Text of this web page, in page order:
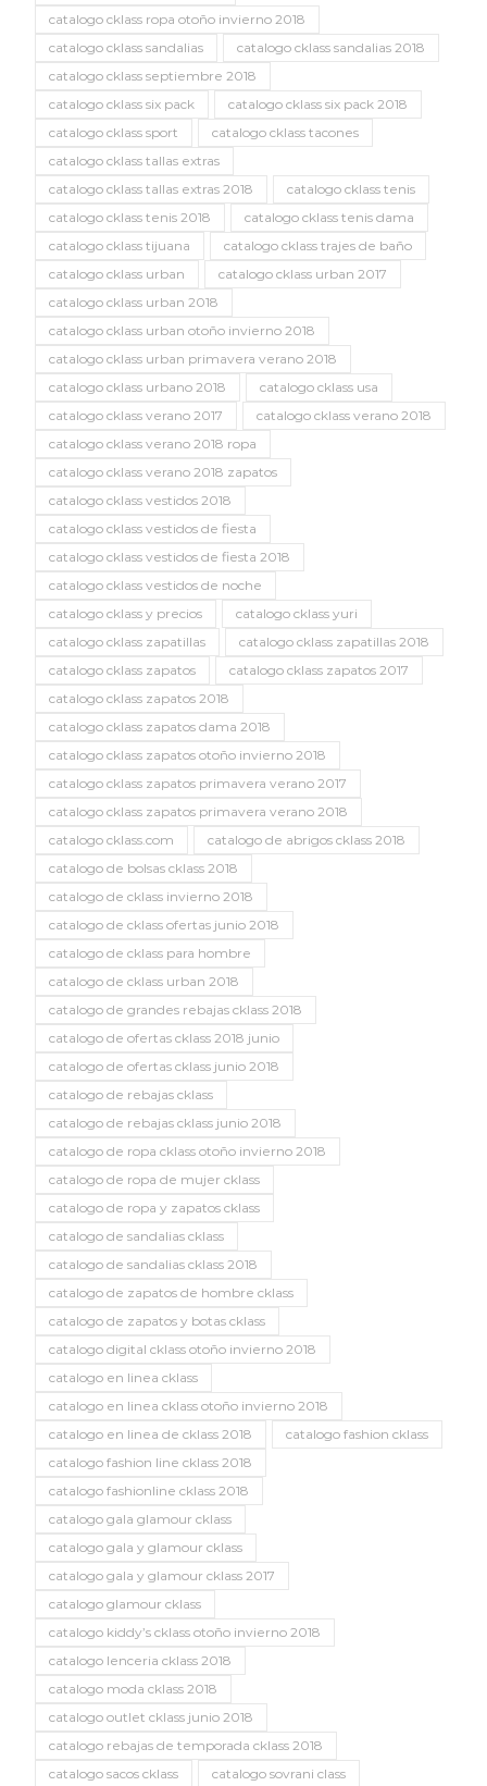
catalogo cklass ropa otoño invierno 2018
catalogo cklass sandalias
catalogo cklass sandalias 2018
catalogo cklass septiembre 2018
catalogo cklass six pack
catalogo cklass six pack 2018
catalogo cklass sport
catalogo cklass tacones
catalogo cklass tallas extras
catalogo cklass tallas extras 2018
catalogo cklass tenis
catalogo cklass tenis 2018
catalogo cklass tenis dama
catalogo cklass tijuana
catalogo cklass trajes de baño
catalogo cklass urban
catalogo cklass urban 2017
catalogo cklass urban 2018
catalogo cklass urban otoño invierno 2018
catalogo cklass urban primavera verano 2018
catalogo cklass urbano 2018
catalogo cklass usa
catalogo cklass verano 2017
catalogo cklass verano 2018
catalogo cklass verano 2018 ropa
catalogo cklass verano 2018 zapatos
catalogo cklass vestidos 2018
catalogo cklass vestidos de fiesta
catalogo cklass vestidos de fiesta 2018
catalogo cklass vestidos de noche
catalogo cklass y precios
catalogo cklass yuri
catalogo cklass zapatillas
catalogo cklass zapatillas 2018
catalogo cklass zapatos
catalogo cklass zapatos 2017
catalogo cklass zapatos 2018
catalogo cklass zapatos dama 2018
catalogo cklass zapatos otoño invierno 2018
catalogo cklass zapatos primavera verano 2017
catalogo cklass zapatos primavera verano 2018
catalogo cklass.com
catalogo de abrigos cklass 2018
catalogo de bolsas cklass 2018
catalogo de cklass invierno 2018
catalogo de cklass ofertas junio 2018
catalogo de cklass para hombre
catalogo de cklass urban 2018
catalogo de grandes rebajas cklass 2018
catalogo de ofertas cklass 2018 junio
catalogo de ofertas cklass junio 2018
catalogo de rebajas cklass
catalogo de rebajas cklass junio 2018
catalogo de ropa cklass otoño invierno 2018
catalogo de ropa de mujer cklass
catalogo de ropa y zapatos cklass
catalogo de sandalias cklass
catalogo de sandalias cklass 2018
catalogo de zapatos de hombre cklass
catalogo de zapatos y botas cklass
catalogo digital cklass otoño invierno 2018
catalogo en linea cklass
catalogo en linea cklass otoño invierno 2018
catalogo en linea de cklass 2018
catalogo fashion cklass
catalogo fashion line cklass 2018
catalogo fashionline cklass 2018
catalogo gala glamour cklass
catalogo gala y glamour cklass
catalogo gala y glamour cklass 2017
catalogo glamour cklass
catalogo kiddy’s cklass otoño invierno 2018
catalogo lenceria cklass 2018
catalogo moda cklass 2018
catalogo outlet cklass junio 2018
catalogo rebajas de temporada cklass 2018
catalogo sacos cklass
catalogo sovrani class